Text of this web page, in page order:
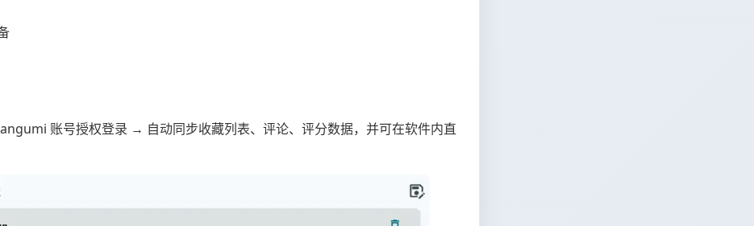
账号授权登录 → 自动同步收藏列表、评论、评分数据，并可在软件内直